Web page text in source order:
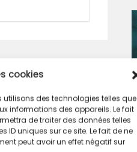
cookies
utilisons des technologies telles que
informations des appareils. Le fait
de traiter des données telles
uniques sur ce site. Le fait de ne
peut avoir un effet négatif sur